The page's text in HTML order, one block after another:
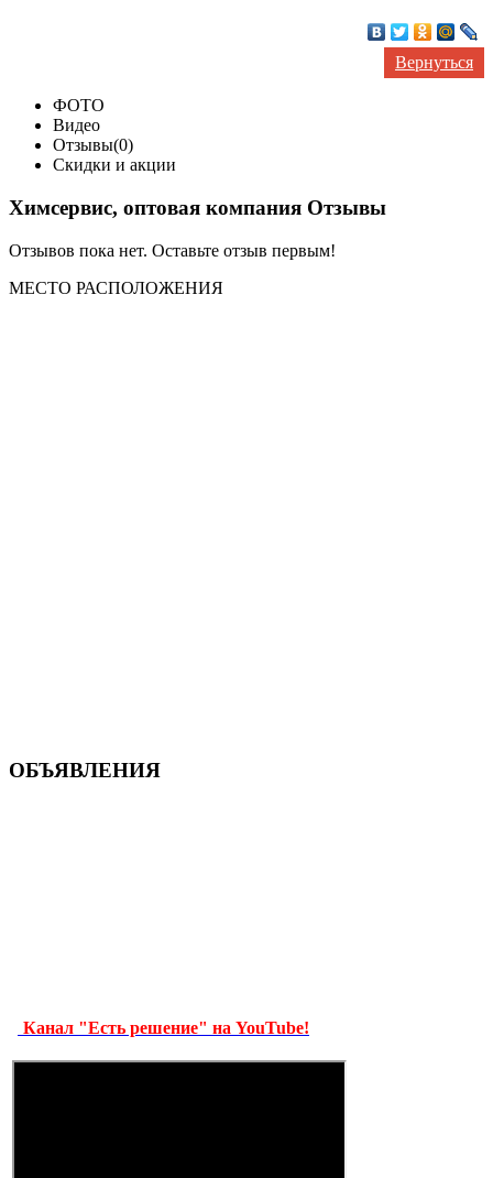
Вернуться
ФОТО
Видео
Отзывы(0)
Скидки и акции
Химсервис, оптовая компания Отзывы
Отзывов пока нет. Оставьте отзыв первым!
МЕСТО РАСПОЛОЖЕНИЯ
ОБЪЯВЛЕНИЯ
Канал "Есть решение" на YouTube!